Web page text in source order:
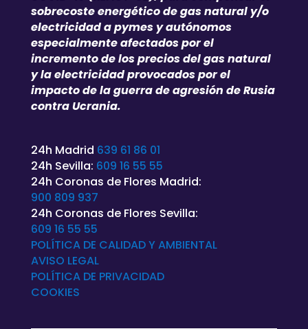
sobrecoste energético de gas natural y/o
electricidad a pymes y autónomos
especialmente afectados por el
incremento de los precios del gas natural
y la electricidad provocados por el
impacto de la guerra de agresión de Rusia
contra Ucrania.
24h Madrid 639 61 86 01
24h Sevilla: 609 16 55 55
24h Coronas de Flores Madrid:
900 809 937
24h Coronas de Flores Sevilla:
609 16 55 55
POLÍTICA DE CALIDAD Y AMBIENTAL
AVISO LEGAL
POLÍTICA DE PRIVACIDAD
COOKIES